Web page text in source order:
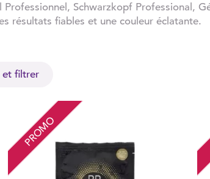
Schwarzkopf Professional,
résultats fiables et une couleur éclatante.
et filtrer
PROMO